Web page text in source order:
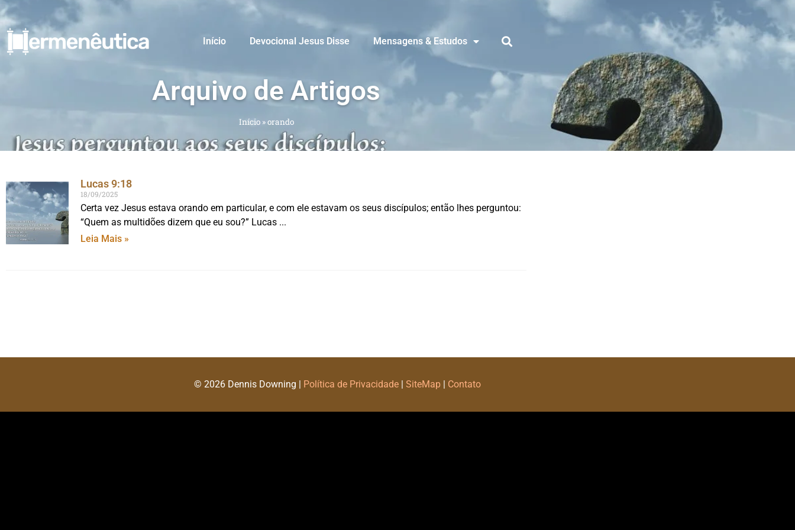
Início Devocional Jesus Disse Mensagens & Estudos
Arquivo de Artigos
Início»orando
Lucas 9:18
18/09/2025
Certa vez Jesus estava orando em particular, e com ele estavam os seus discípulos; então lhes perguntou:
“Quem as multidões dizem que eu sou?” Lucas
Leia Mais »
© 2026 Dennis Downing | Política de Privacidade| SiteMap| Contato